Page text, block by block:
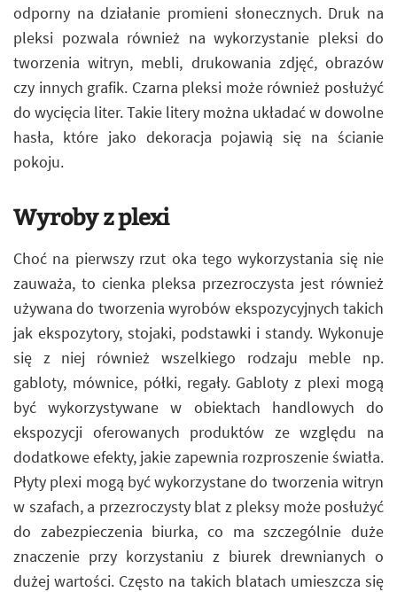
odporny na działanie promieni słonecznych. Druk na
pleksi pozwala również na wykorzystanie pleksi do
tworzenia witryn, mebli, drukowania zdjęć, obrazów
czy innych grafik. Czarna pleksi może również posłużyć
do wycięcia liter. Takie litery można układać w dowolne
hasła, które jako dekoracja pojawią się na ścianie
pokoju.
Wyroby z plexi
Choć na pierwszy rzut oka tego wykorzystania się nie
zauważa, to cienka pleksa przezroczysta jest również
używana do tworzenia wyrobów ekspozycyjnych takich
jak ekspozytory, stojaki, podstawki i standy. Wykonuje
się z niej również wszelkiego rodzaju meble np.
gabloty, mównice, półki, regały. Gabloty z plexi mogą
być wykorzystywane w obiektach handlowych do
ekspozycji oferowanych produktów ze względu na
dodatkowe efekty, jakie zapewnia rozproszenie światła.
Płyty plexi mogą być wykorzystane do tworzenia witryn
w szafach, a przezroczysty blat z pleksy może posłużyć
do zabezpieczenia biurka, co ma szczególnie duże
znaczenie przy korzystaniu z biurek drewnianych o
dużej wartości. Często na takich blatach umieszcza się